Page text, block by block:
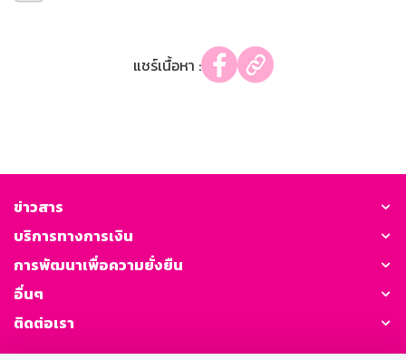
แชร์เนื้อหา :
ข่าวสาร
บริการทางการเงิน
การพัฒนาเพื่อความยั่งยืน
อื่นๆ
ติดต่อเรา